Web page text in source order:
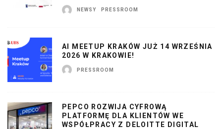
NEWSY PRESSROOM
AI MEETUP KRAKÓW JUŻ 14 WRZEŚNIA
2026 W KRAKOWIE!
PRESSROOM
PEPCO ROZWIJA CYFROWĄ
PLATFORMĘ DLA KLIENTÓW WE
WSPÓŁPRACY Z DELOITTE DIGITAL